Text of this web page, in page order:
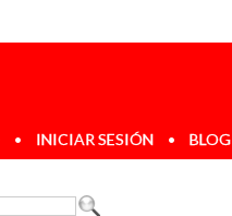
• INICIAR SESIÓN • BLOG